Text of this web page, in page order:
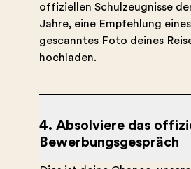
offiziellen Schulzeugnisse
Jahre, eine Empfehlung
gescanntes Foto deines
hochladen.
4. Absolviere das
Bewerbungsgespräch